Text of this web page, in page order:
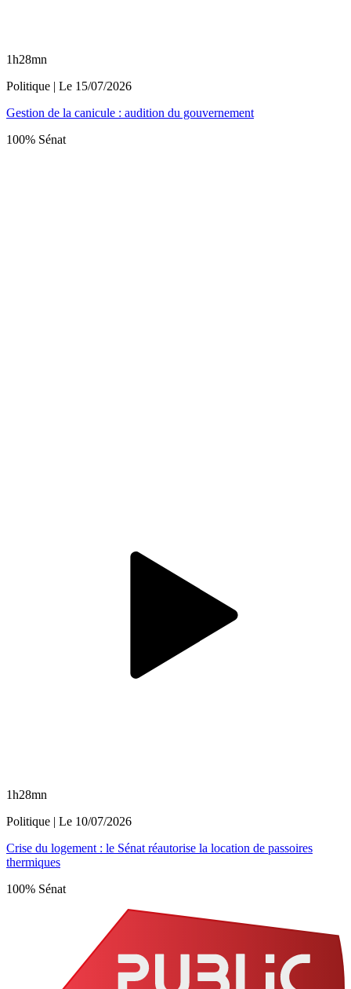
1h28mn
Politique | Le 15/07/2026
Gestion de la canicule : audition du gouvernement
100% Sénat
1h28mn
Politique | Le 10/07/2026
Crise du logement : le Sénat réautorise la location de passoires
thermiques
100% Sénat